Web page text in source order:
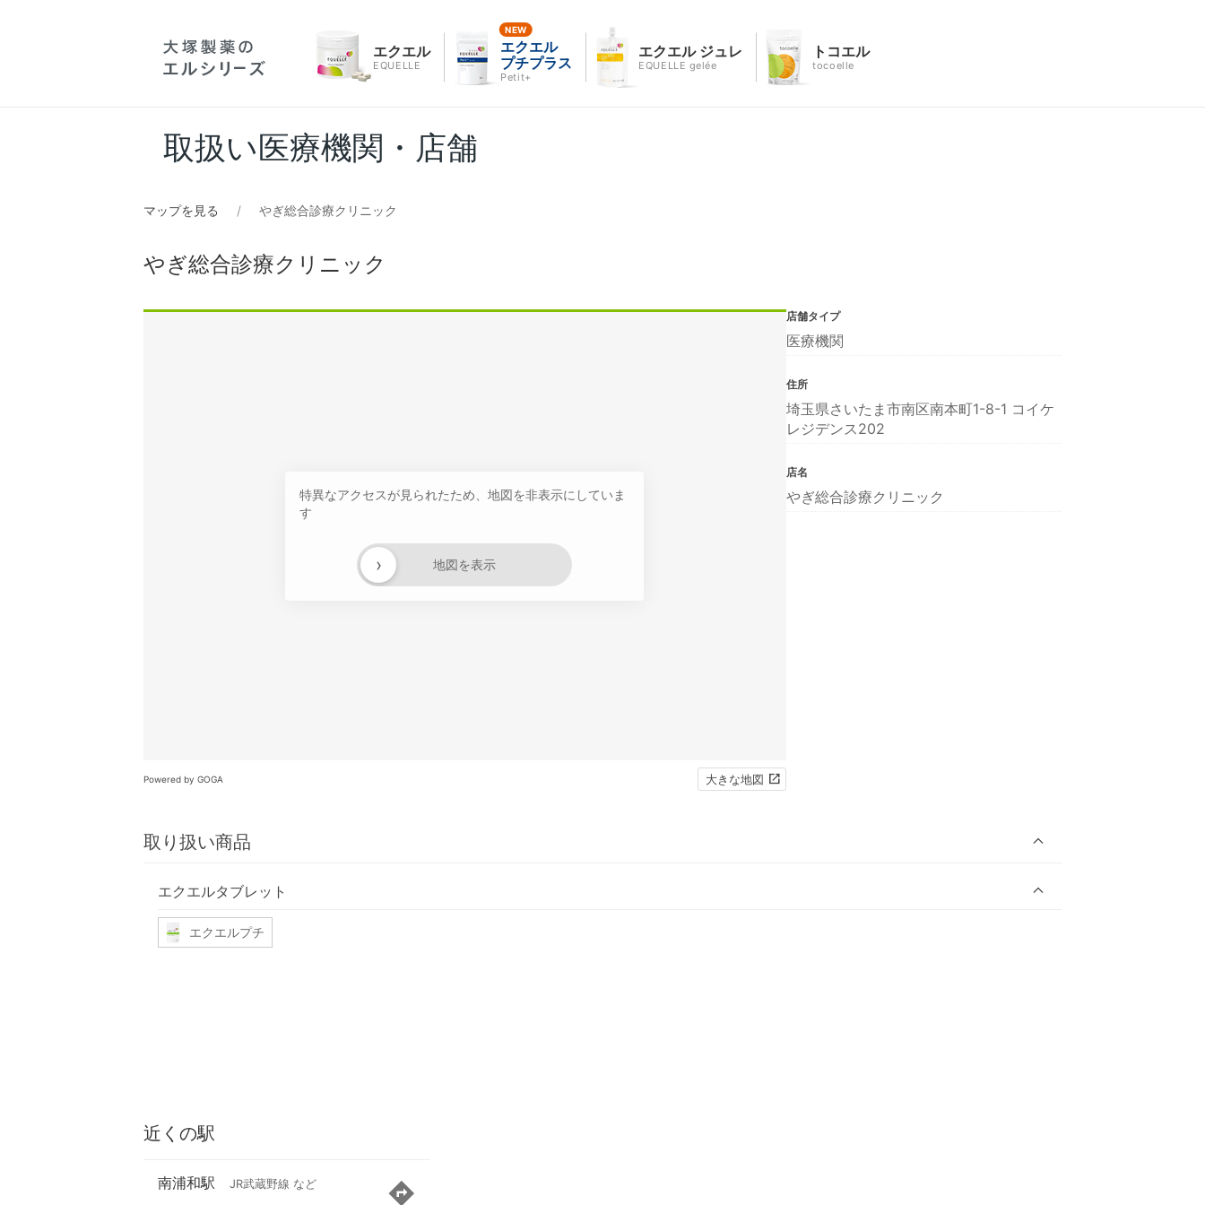
エクエル
EQUELLE
エクエル
プチプラス
Petit+
エクエル ジュレ
EQUELLE gelée
トコエル
tocoelle
取扱い医療機関・店舗
マップを見る やぎ総合診療クリニック
やぎ総合診療クリニック
特異なアクセスが見られたため、地図を非表示にしていま
す
地図を表示
›
Powered by GOGA 大きな地図
取り扱い商品
エクエルタブレット
エクエルプチ
店舗タイプ
医療機関
住所
埼玉県さいたま市南区南本町1-8-1 コイケ
レジデンス202
店名
やぎ総合診療クリニック
近くの駅
南浦和駅 JR武蔵野線 など